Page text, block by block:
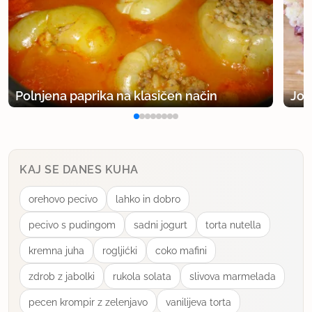
23.10.2005 ob 7:18
Ja, Tjas, res je to tisto pecivo, ki ga je prinesla
Dolores, ga je pa tudi najprej zmanjkalo. Zasluži si
oceno 5!
stanka
član od 2002 716 sporočil
23.10.2005 ob 9:52
Že narejeno in - žal - že pojedeno! Zelo enostavno,
hitro za naredit in dobro! Naslednji dan še boljše!
Polnjena paprika na klasičen način
KAJ SE DANES KUHA
orehovo pecivo lahko in dobro
pecivo s pudingom sadni jogurt torta nutella
kremna juha rogljićki coko mafini
zdrob z jabolki rukola solata slivova marmelada
pecen krompir z zelenjavo vanilijeva torta